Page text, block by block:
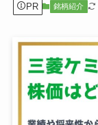
PR 銘柄紹介